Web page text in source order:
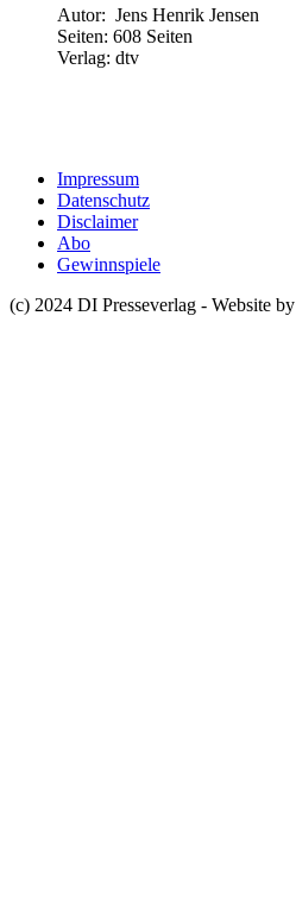
Autor: Jens Henrik Jensen
Seiten: 608 Seiten
Verlag: dtv
Impressum
Datenschutz
Disclaimer
Abo
Gewinnspiele
(c) 2024 DI Presseverlag - Website by